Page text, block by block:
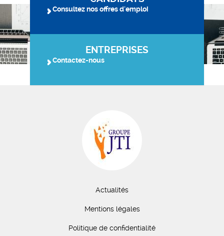
Consultez nos offres d'emploi
ENTREPRISES
Contactez-nous
Actualités
Mentions légales
Politique de confidentialité